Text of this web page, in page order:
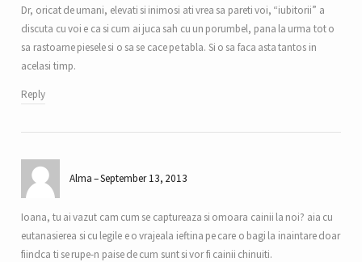
Dr, oricat de umani, elevati si inimosi ati vrea sa pareti voi, “iubitorii” a
discuta cu voi e ca si cum ai juca sah cu un porumbel, pana la urma tot o
sa rastoarne piesele si o sa se cace pe tabla. Si o sa faca asta tantos in
acelasi timp.
Reply
Alma September 13, 2013
Ioana, tu ai vazut cam cum se captureaza si omoara cainii la noi? aia cu
eutanasierea si cu legile e o vrajeala ieftina pe care o bagi la inaintare doar
fiindca ti se rupe-n paise de cum sunt si vor fi cainii chinuiti.